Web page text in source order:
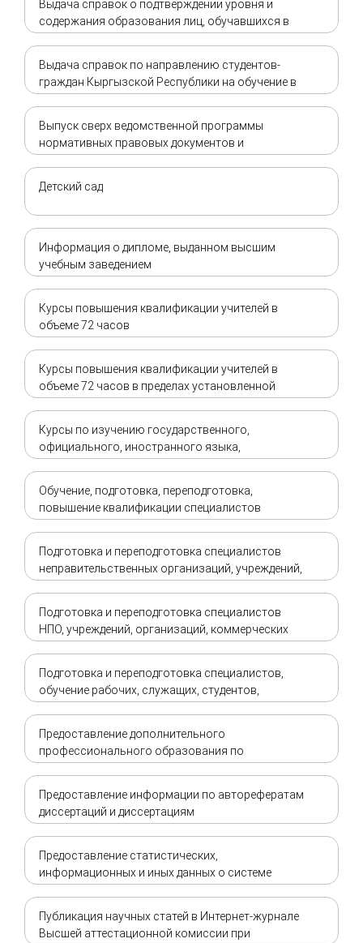
Выдача справок о подтверждении уровня и
содержания образования лиц, обучавшихся в
Выдача справок по направлению студентов-
граждан Кыргызской Республики на обучение в
Выпуск сверх ведомственной программы
нормативных правовых документов и
Детский сад
Информация о дипломе, выданном высшим
учебным заведением
Курсы повышения квалификации учителей в
объеме 72 часов
Курсы повышения квалификации учителей в
объеме 72 часов в пределах установленной
Курсы по изучению государственного,
официального, иностранного языка,
Обучение, подготовка, переподготовка,
повышение квалификации специалистов
Подготовка и переподготовка специалистов
неправительственных организаций, учреждений,
Подготовка и переподготовка специалистов
НПО, учреждений, организаций, коммерческих
минимуму с выездом
Подготовка и переподготовка специалистов,
обучение рабочих, служащих, студентов,
Предоставление дополнительного
профессионального образования по
персонала
Предоставление информации по авторефератам
диссертаций и диссертациям
Предоставление статистических,
информационных и иных данных о системе
Публикация научных статей в Интернет-журнале
Высшей аттестационной комиссии при